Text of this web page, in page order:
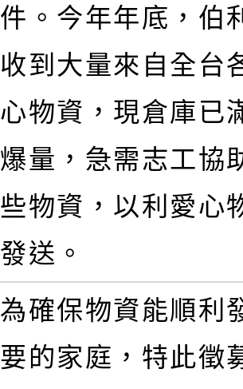
件。今年年底，伯
收到大量來自全台
心物資，現倉庫已
爆量，急需志工協
些物資，以利愛心
發送。
為確保物資能順利
要的家庭，特此徵